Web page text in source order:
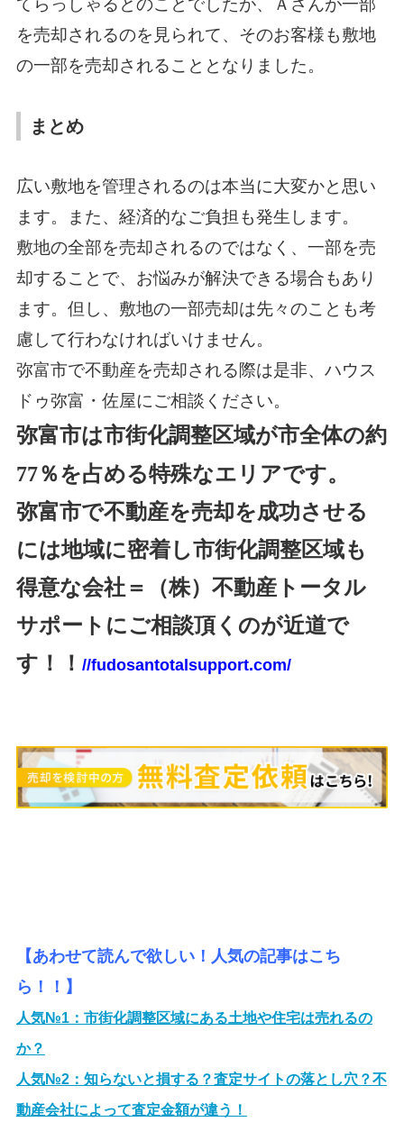
てらっしゃるとのことでしたが、Ａさんが一部
を売却されるのを見られて、そのお客様も敷地
の一部を売却されることとなりました。
まとめ
広い敷地を管理されるのは本当に大変かと思い
ます。また、経済的なご負担も発生します。
敷地の全部を売却されるのではなく、一部を売
却することで、お悩みが解決できる場合もあり
ます。但し、敷地の一部売却は先々のことも考
慮して行わなければいけません。
弥富市で不動産を売却される際は是非、ハウス
ドゥ弥富・佐屋にご相談ください。
弥富市は市街化調整区域が市全体の約
77％を占める特殊なエリアです。
弥富市で不動産を売却を成功させる
には地域に密着し市街化調整区域も
得意な会社＝（株）不動産トータル
サポートにご相談頂くのが近道で
す！！ //fudosantotalsupport.com/
【あわせて読んで欲しい！人気の記事はこち
ら！！】
人気№1： 市街化調整区域にある土地や住宅は売れるの
か？
人気№2： 知らないと損する？査定サイトの落とし穴？不
動産会社によって査定金額が違う！